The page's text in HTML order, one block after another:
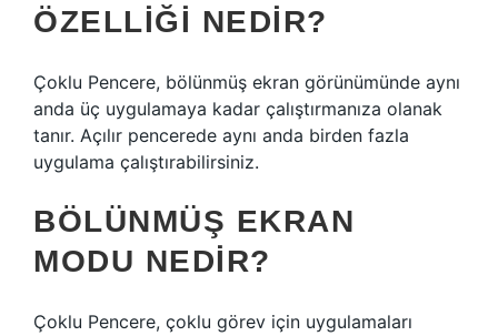
ÖZELLIĞI NEDIR?
Çoklu Pencere, bölünmüş ekran görünümünde aynı
anda üç uygulamaya kadar çalıştırmanıza olanak
tanır. Açılır pencerede aynı anda birden fazla
uygulama çalıştırabilirsiniz.
BÖLÜNMÜŞ EKRAN
MODU NEDIR?
Çoklu Pencere, çoklu görev için uygulamaları